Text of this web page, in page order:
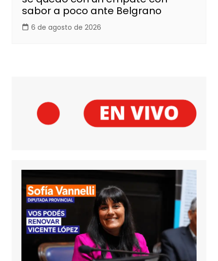
sabor a poco ante Belgrano
6 de agosto de 2026